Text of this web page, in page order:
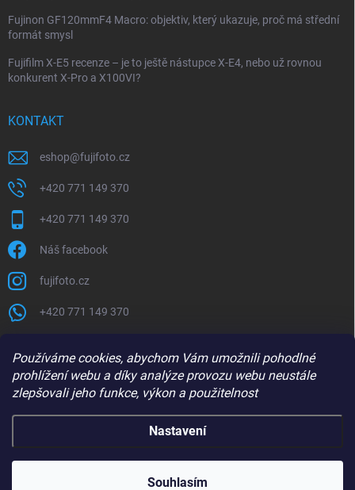
Používáme cookies, abychom Vám umožnili pohodlné
prohlížení webu a díky analýze provozu webu neustále
zlepšovali jeho funkce, výkon a použitelnost
Nastavení
Souhlasím
Fujinon GF120mmF4 Macro: objektiv, který ukazuje, proč má střední
formát smysl
Fujifilm X-E5 recenze – je to ještě nástupce X-E4, nebo už rovnou
konkurent X-Pro a X100VI?
KONTAKT
eshop@fujifoto.cz
+420 771 149 370
+420 771 149 370
Náš facebook
fujifoto.cz
+420 771 149 370
PŘIJÍMÁME ONLINE PLATBY
FUJIFOTO.CZ . Všechna práva vyhrazena.